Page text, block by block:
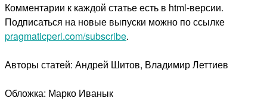
Комментарии к каждой статье есть в html-версии.
Подписаться на новые выпуски можно по ссылке
pragmaticperl.com/subscribe.
Авторы статей: Андрей Шитов, Владимир Леттиев
Обложка: Марко Иванык